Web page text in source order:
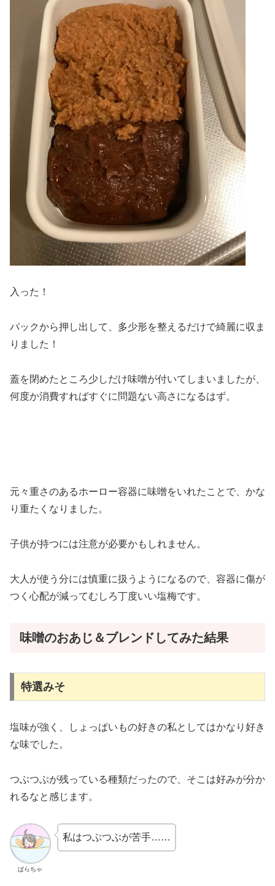
入った！
パックから押し出して、多少形を整えるだけで綺麗に収ま
りました！
蓋を閉めたところ少しだけ味噌が付いてしまいましたが、
何度か消費すればすぐに問題ない高さになるはず。
元々重さのあるホーロー容器に味噌をいれたことで、かな
り重たくなりました。
子供が持つには注意が必要かもしれません。
大人が使う分には慎重に扱うようになるので、容器に傷が
つく心配が減ってむしろ丁度いい塩梅です。
味噌のおあじ＆ブレンドしてみた結果
特選みそ
塩味が強く、しょっぱいもの好きの私としてはかなり好き
な味でした。
つぶつぶが残っている種類だったので、そこは好みが分か
れるなと感じます。
ばらちゃ
私はつぶつぶが苦手……